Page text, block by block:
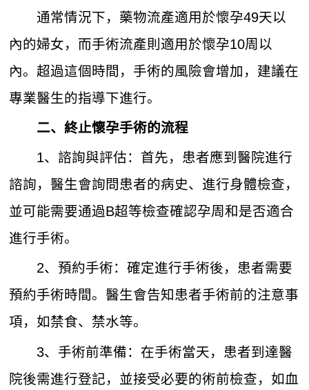
通常情況下，藥物流產適用於懷孕49天以
內的婦女，而手術流產則適用於懷孕10周以
內。超過這個時間，手術的風險會增加，建議在
專業醫生的指導下進行。
二、終止懷孕手術的流程
1、諮詢與評估：首先，患者應到醫院進行
諮詢，醫生會詢問患者的病史、進行身體檢查，
並可能需要通過B超等檢查確認孕周和是否適合
進行手術。
2、預約手術：確定進行手術後，患者需要
預約手術時間。醫生會告知患者手術前的注意事
項，如禁食、禁水等。
3、手術前準備：在手術當天，患者到達醫
院後需進行登記，並接受必要的術前檢查，如血